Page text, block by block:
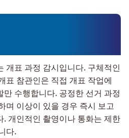
개표 과정 감시입니다. 구체적인
표 참관인은 직접 개표 작업에
수행합니다. 공정한 선거 과정
며 이상이 있을 경우 즉시 보고
개인적인 촬영이나 통화는 제한
다.